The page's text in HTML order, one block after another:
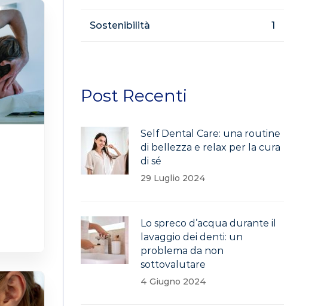
Sostenibilità 1
Post Recenti
Self Dental Care: una routine
di bellezza e relax per la cura
di sé
29 Luglio 2024
Lo spreco d’acqua durante il
lavaggio dei denti: un
problema da non
sottovalutare
4 Giugno 2024